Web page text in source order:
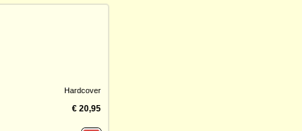
Hardcover
€ 20,95